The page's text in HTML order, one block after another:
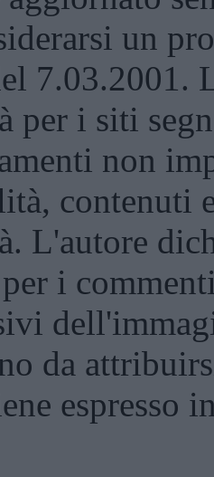
un
7.03.2001.
per i siti
non
contenuti
L'autore
i
da
espresso